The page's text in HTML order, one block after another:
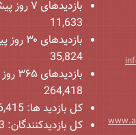
بازدیدهای ۷ روز پیش:
11,633
بازدیدهای ۳۰ روز پیش:
35,824
بازدیدهای ۳۶۵ روز پیش:
264,418
کل بازدید ها:
کل بازدیدکنند‌گان: